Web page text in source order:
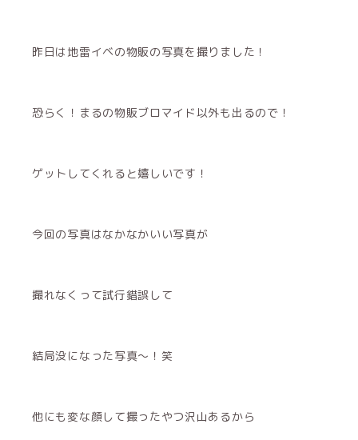
昨日は地雷イベの物販の写真を撮りました！
恐らく！まるの物販ブロマイド以外も出るので！
ゲットしてくれると嬉しいです！
今回の写真はなかなかいい写真が
撮れなくって試行錯誤して
結局没になった写真〜！笑
他にも変な顔して撮ったやつ沢山あるから